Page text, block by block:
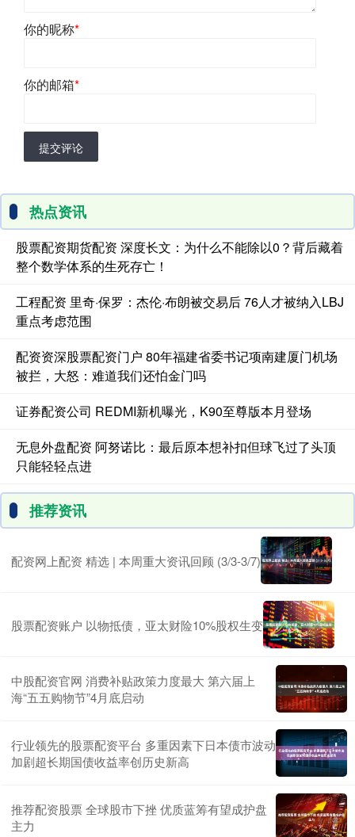
你的昵称*
你的邮箱*
提交评论
热点资讯
股票配资期货配资 深度长文：为什么不能除以0？背后藏着
整个数学体系的生死存亡！
工程配资 里奇·保罗：杰伦·布朗被交易后 76人才被纳入LBJ
重点考虑范围
配资资深股票配资门户 80年福建省委书记项南建厦门机场
被拦，大怒：难道我们还怕金门吗
证券配资公司 REDMI新机曝光，K90至尊版本月登场
无息外盘配资 阿努诺比：最后原本想补扣但球飞过了头顶
只能轻轻点进
推荐资讯
配资网上配资 精选 | 本周重大资讯回顾 (3/3-3/7)
股票配资账户 以物抵债，亚太财险10%股权生变
中股配资官网 消费补贴政策力度最大 第六届上
海“五五购物节”4月底启动
行业领先的股票配资平台 多重因素下日本债市波动
加剧超长期国债收益率创历史新高
推荐配资股票 全球股市下挫 优质蓝筹有望成护盘
主力